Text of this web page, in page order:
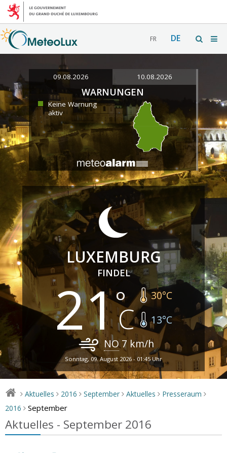
FR DE
09.08.2026 10.08.2026
WARNUNGEN
Keine Warnung
aktiv
LUXEMBURG
FINDEL
21 30°C
13°C
NO7 km/h
Sonntag, 09. August 2026 - 01:45 Uhr
> Aktuelles > 2016 > September > Aktuelles > Presseraum >
2016 > September
Aktuelles - September 2016